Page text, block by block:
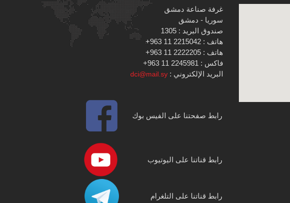
غرفة صناعة دمشق
سوريا - دمشق
صندوق البريد : 1305
هاتف : 2215042 11 963+
هاتف : 2222205 11 963+
فاكس : 2245981 11 963+
البريد الإلكتروني : dci@mail.sy
رابط صفحتنا على الفيس بوك
رابط قناتنا على اليوتيوب
رابط قناتنا على التلغرام